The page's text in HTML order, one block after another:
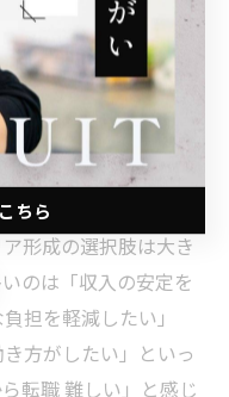
なスキル習得を事前
ェントや専門サイト
より自分に合った職
転職理由
形成の選択肢は大き
のは「収入の安定を
担を軽減したい」
方がしたい」といっ
転職 難しい」と感じ
ちら
ちら